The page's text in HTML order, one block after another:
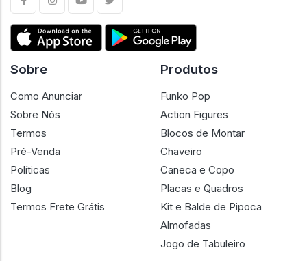
Sobre
Como Anunciar
Sobre Nós
Termos
Pré-Venda
Políticas
Blog
Termos Frete Grátis
Produtos
Funko Pop
Action Figures
Blocos de Montar
Chaveiro
Caneca e Copo
Placas e Quadros
Kit e Balde de Pipoca
Almofadas
Jogo de Tabuleiro